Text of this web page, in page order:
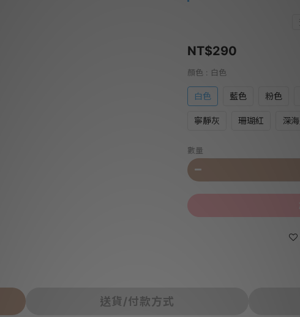
NT$290
顏色 : 白色
白色 藍色 粉色
寧靜灰 珊瑚紅 深
數量
送貨/付款方式